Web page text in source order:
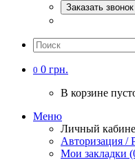
Заказать звонок
0 0 грн.
В корзине
Меню
Личный
Авторизация /
Мои закладки